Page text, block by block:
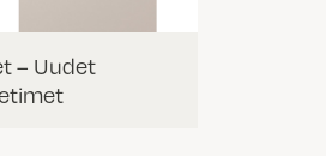
– Uudet